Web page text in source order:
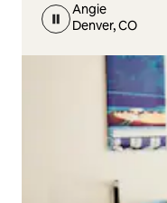
Angie
Denver, CO